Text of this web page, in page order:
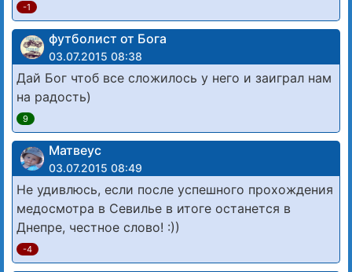
-1
футболист от Бога
03.07.2015 08:38
Дай Бог чтоб все сложилось у него и заиграл нам
на радость)
9
Матвеус
03.07.2015 08:49
Не удивлюсь, если после успешного прохождения
медосмотра в Севилье в итоге останется в
Днепре, честное слово! :))
-4